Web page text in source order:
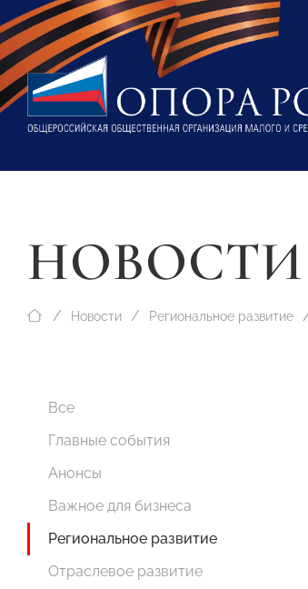
НОВОСТИ
Новости Региональное развитие
Все
Главные события
Анонсы
Важное для бизнеса
Региональное развитие
Отраслевое развитие